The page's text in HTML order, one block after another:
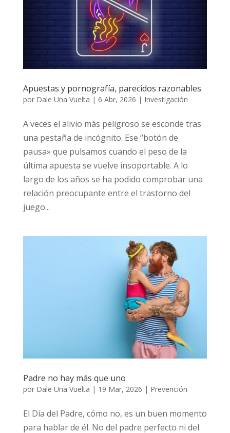
Apuestas y pornografía, parecidos
porDale Una Vuelta|6 Abr, 2026|Investigación
tras una pestaña de incógnito. Ese “botón de
pausa» que pulsamos cuando el peso de la
última apuesta se vuelve insoportable. A lo
largo de los años se ha podido comprobar
una relación preocupante entre el trastorno
del juego...
porDale Una Vuelta|19 Mar, 2026
momento para hablar de él. No del padre
perfecto ni del padre ideal, sino de los padres